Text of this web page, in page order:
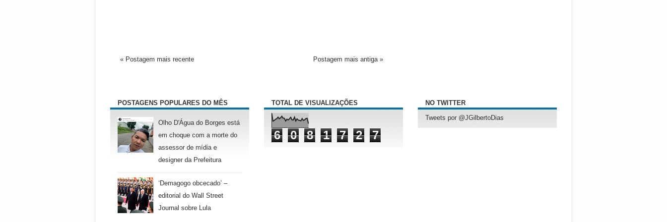
« Postagem mais recente Postagem mais antiga »
POSTAGENS POPULARES DO MÊS
Olho D'Água do Borges está
em choque com a morte do
assessor de mídia e
designer da Prefeitura
‘Demagogo obcecado’ –
editorial do Wall Street
Journal sobre Lula
TOTAL DE VISUALIZAÇÕES
6 0 8 1 7 2 7
NO TWITTER
Tweets por @JGilbertoDias